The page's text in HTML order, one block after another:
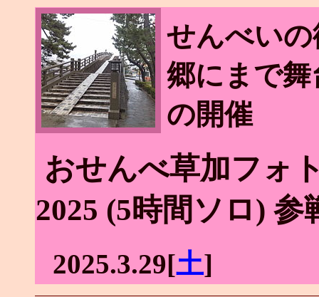
せんべい
郷にまで
の開催
おせんべ草加フォ
2025 (5時間ソロ) 参
2025.3.29[土]